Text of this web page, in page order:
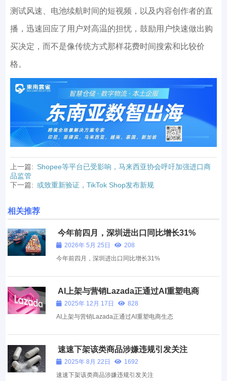
测试风速、电池续航时间的短视频，以及内容创作者的直
播，迅速回应了用户对高温的担忧，鼓励用户快速做出购
买决定，而不是像传统方式那样花费时间搜索和比较价
格。
上一篇: Shopee等平台已受影响，马来西亚协会呼吁加强进口商
品监管
下一篇: 或致重新验证，TikTok Shop发布新规
相关推荐
今年前四月，深圳进出口同比增长31%
2026年 5月 25日
208
今年前四月，深圳进出口同比增长31%
AI上架与营销Lazada正通过AI重塑电商
生态2025年 12月 17日
828
AI上架与营销Lazada正通过AI重塑电商生态
速速下架该类商品涉嫌违规引发关注
2025年 8月 22日
1692
速速下架该类商品涉嫌违规引发关注